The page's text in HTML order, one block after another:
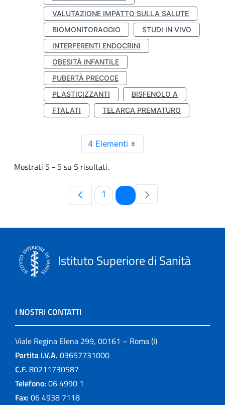
VALUTAZIONE IMPATTO SULLA SALUTE
BIOMONITORAGGIO
STUDI IN VIVO
INTERFERENTI ENDOCRINI
OBESITÀ INFANTILE
PUBERTÀ PRECOCE
PLASTICIZZANTI
BISFENOLO A
FTALATI
TELARCA PREMATURO
4 Elementi
Mostrati 5 - 5 su 5 risultati.
Pagina
1 Pagina
Istituto Superiore di Sanità
I NOSTRI CONTATTI
Viale Regina Elena 299, 00161 – Roma (I)
Partita I.V.A. 03657731000
C.F. 80211730587
Telefono: 06 4990 1
Fax: 06 4938 7118